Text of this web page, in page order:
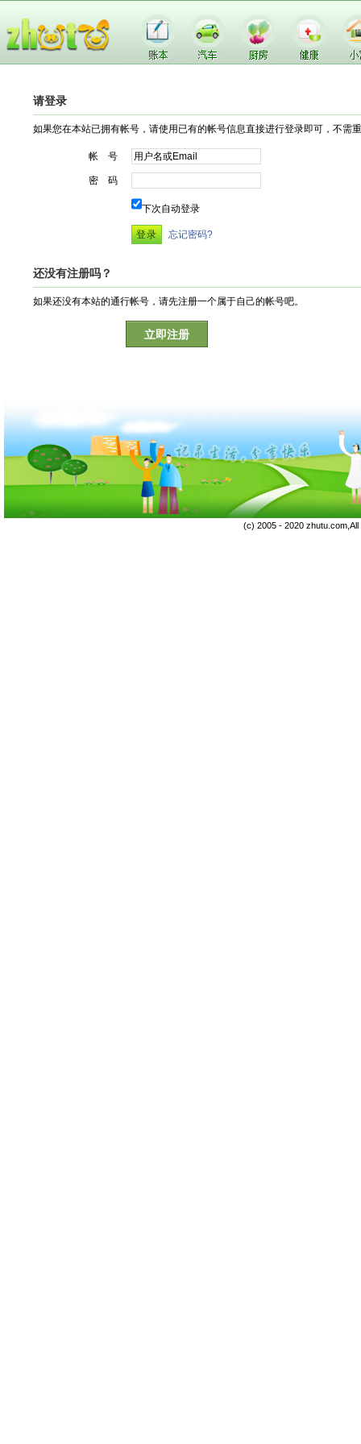
请登录
如果您在本站已拥有帐号，请使用已有的帐号信息直接进行登录即可，不需
帐 号
密 码
下次自动登录
忘记密码?
还没有注册吗？
如果还没有本站的通行帐号，请先注册一个属于自己的帐号吧。
立即注册
(c) 2005 - 2020